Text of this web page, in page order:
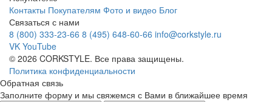
Контакты Покупателям Фото и видео Блог
Связаться с нами
8 (800) 333-23-66 8 (495) 648-60-66 info@corkstyle.ru
VK YouTube
© 2026 CORKSTYLE. Все права защищены.
Политика конфиденциальности
Обратная связь
Заполните форму и мы свяжемся с Вами в ближайшее время